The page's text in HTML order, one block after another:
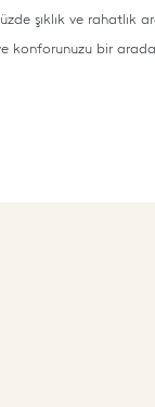
şıklık ve rahatlık
konforunuzu bir arada